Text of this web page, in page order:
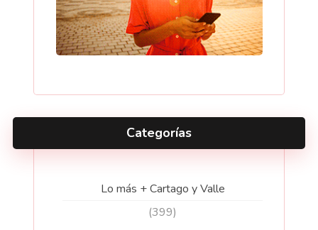
Categorías
Lo más + Cartago y Valle
(399)